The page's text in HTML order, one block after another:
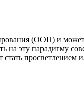
(ООП) и
эту парадигму
просветлением